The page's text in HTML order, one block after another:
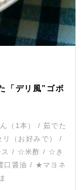
「デリ風”ゴボ
（1本） / 茹でた
（お好みで） /
ス / ☆米酢 / ☆き
口醤油 / ★マヨネ